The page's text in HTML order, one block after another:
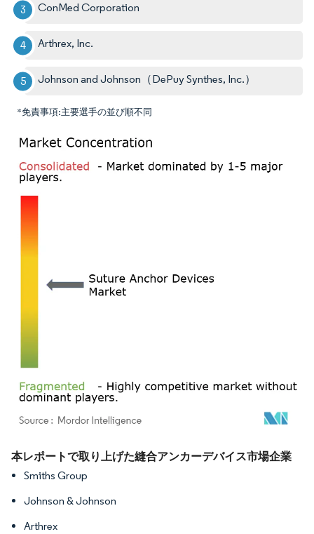
ConMed Corporation
Arthrex, Inc.
Johnson and Johnson（DePuy Synthes, Inc.）
*免責事項:主要選手の並び順不同
画像 © Mordor Intelligence。再利用にはCC BY 4.0の表示が必要です。
本レポートで取り上げた縫合アンカーデバイス市場企業
Smiths Group
Johnson & Johnson
Arthrex